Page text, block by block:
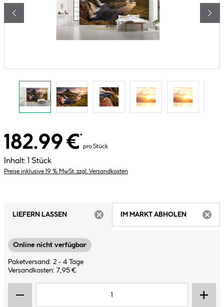
182.99 €*
pro Stück
Inhalt: 1 Stück
Preise inklusive 19 % MwSt. zzgl. Versandkosten
LIEFERN LASSEN
IM MARKT ABHOLEN
Online nicht verfügbar
Paketversand: 2 - 4 Tage
Versandkosten: 7,95 €